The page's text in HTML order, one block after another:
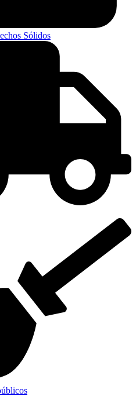
Sólidos